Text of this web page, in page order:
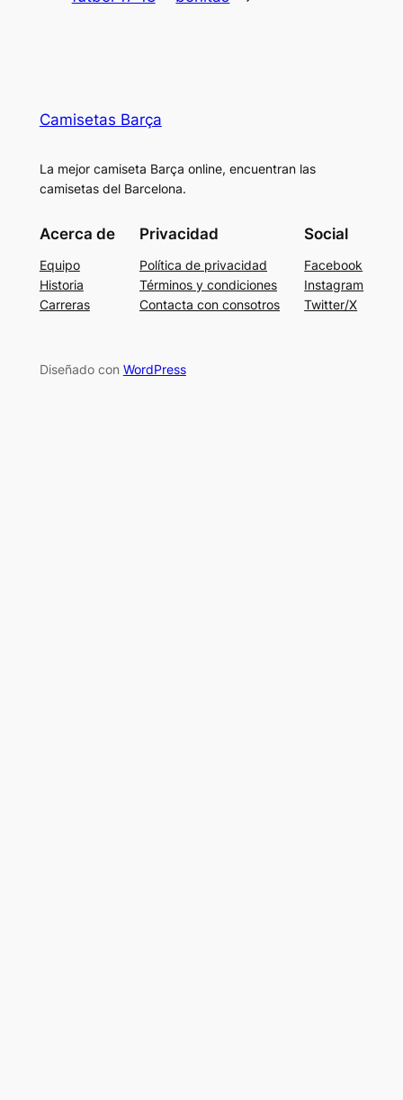
Camisetas Barça
La mejor camiseta Barça online, encuentran las
camisetas del Barcelona.
Acerca de
Equipo
Historia
Carreras
Privacidad
Política de privacidad
Términos y condiciones
Contacta con consotros
Social
Facebook
Instagram
Twitter/X
Diseñado con WordPress